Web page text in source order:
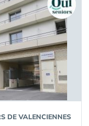
DE VALENCIENNES